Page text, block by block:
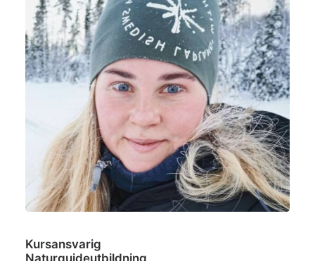
Kursansvarig
Naturguideutbildning